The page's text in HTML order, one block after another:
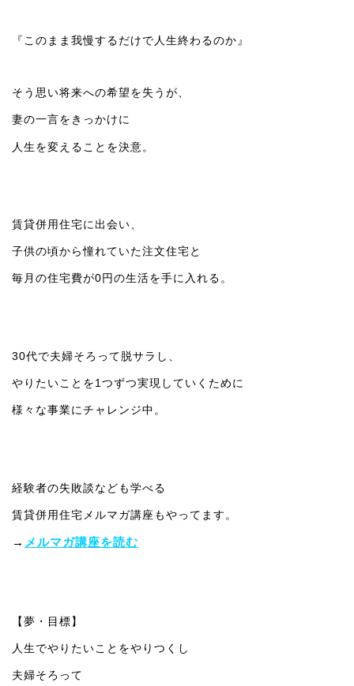
『このまま我慢するだけで人生終わるのか』
そう思い将来への希望を失うが、
妻の一言をきっかけに
人生を変えることを決意。
賃貸併用住宅に出会い、
子供の頃から憧れていた注文住宅と
毎月の住宅費が0円の生活を手に入れる。
30代で夫婦そろって脱サラし、
やりたいことを1つずつ実現していくために
様々な事業にチャレンジ中。
経験者の失敗談なども学べる
賃貸併用住宅メルマガ講座もやってます。
→ メルマガ講座を読む
【夢・目標】
人生でやりたいことをやりつくし
夫婦そろって